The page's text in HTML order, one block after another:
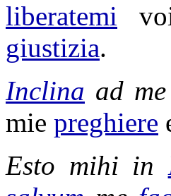
liberatemi
giustizia.
Inclina ad me
mie preghiere
Esto mihi in